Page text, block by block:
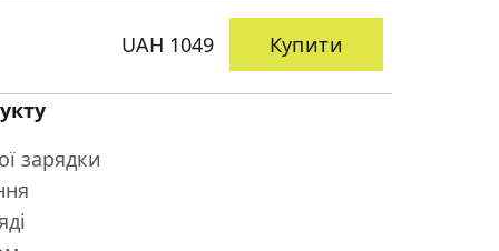
зарядки
UAH 1049 Купити